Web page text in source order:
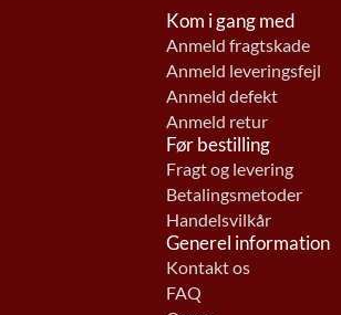
Kom i gang med
Anmeld fragtskade
Anmeld leveringsfejl
Anmeld defekt
Anmeld retur
Før bestilling
Fragt og levering
Betalingsmetoder
Handelsvilkår
Generel information
Kontakt os
FAQ